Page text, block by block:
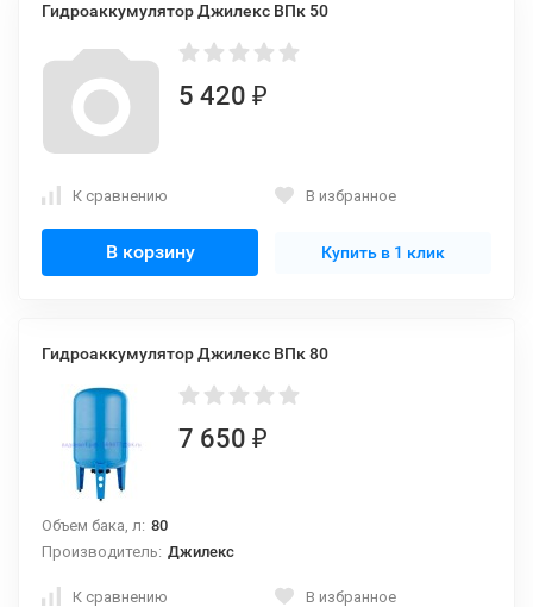
Гидроаккумулятор Джилекс ВПк 50
5 420 ₽
К сравнению В избранное
В корзину Купить в 1 клик
Гидроаккумулятор Джилекс ВПк 80
7 650 ₽
Объем бака, л: 80
Производитель: Джилекс
К сравнению В избранное